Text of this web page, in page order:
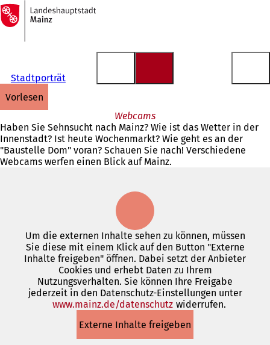
Inhalt anspringen
Zur
Startseite
Stadtporträt
vorlesen
Webcams
Haben Sie Sehnsucht nach Mainz? Wie ist das Wetter in der
Innenstadt? Ist heute Wochenmarkt? Wie geht es an der
"Baustelle Dom" voran? Schauen Sie nach! Verschiedene
Webcams werfen einen Blick auf Mainz.
Um die externen Inhalte sehen zu können, müssen
Sie diese mit einem Klick auf den Button "Externe
Inhalte freigeben" öffnen. Dabei setzt der Anbieter
Cookies und erhebt Daten zu Ihrem
Nutzungsverhalten. Sie können Ihre Freigabe
jederzeit in den Datenschutz-Einstellungen unter
www.mainz.de/datenschutz(Öffnet
einem
neuen
widerrufen.
Externe Inhalte freigeben